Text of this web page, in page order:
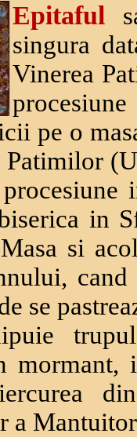
Epitaful
singura
Vinerea
pe o
Patimilor
in
si
se
mormant,
a